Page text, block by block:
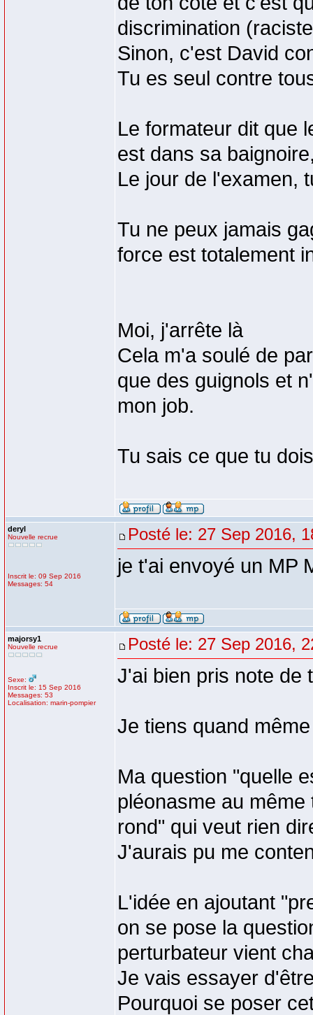
discrimination
Sinon, c'est David
Tu es seul contre
Le formateur dit que
est dans sa
Le jour de l'examen,
Tu ne peux jamais
force est totalement
Moi, j'arrête là
Cela m'a soulé de
que des guignols et
mon job.
Tu sais ce que tu
deryl
Nouvelle recrue
Inscrit le: 09 Sep 2016
Messages: 54
Posté le: 27 Sep 2016,
je t'ai envoyé un MP
majorsy1
Nouvelle recrue
Sexe:
Inscrit le: 15 Sep 2016
Messages: 53
Localisation: marin-pompier
Posté le: 27 Sep 2016,
J'ai bien pris note de
Je tiens quand
Ma question "quelle
pléonasme au
rond" qui veut rien
J'aurais pu me
L'idée en ajoutant
on se pose la
perturbateur vient
Je vais essayer
Pourquoi se poser